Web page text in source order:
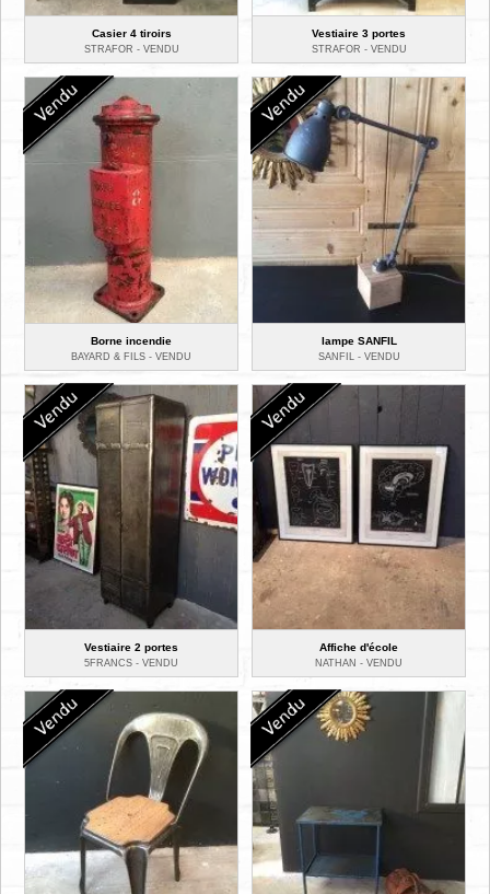
Casier 4 tiroirs
STRAFOR - VENDU
Vestiaire 3 portes
STRAFOR - VENDU
Borne incendie
BAYARD & FILS - VENDU
lampe SANFIL
SANFIL - VENDU
Vestiaire 2 portes
5FRANCS - VENDU
Affiche d'école
NATHAN - VENDU